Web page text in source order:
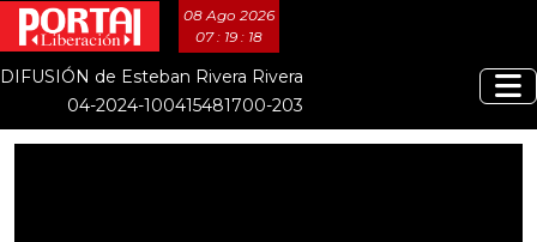
08 Ago 2026
07 : 19 : 20
DIFUSIÓN de Esteban Rivera Rivera
04-2024-100415481700-203